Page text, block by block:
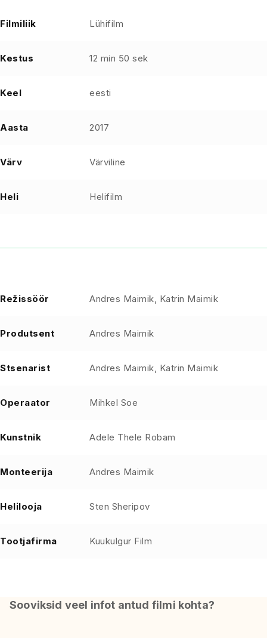
Filmiliik Lühifilm
Kestus 12 min 50 sek
Keel eesti
Aasta 2017
Värv Värviline
Heli Helifilm
Režissöör Andres Maimik, Katrin Maimik
Produtsent Andres Maimik
Stsenarist Andres Maimik, Katrin Maimik
Operaator Mihkel Soe
Kunstnik Adele Thele Robam
Monteerija Andres Maimik
Helilooja Sten Sheripov
Tootjafirma Kuukulgur Film
Sooviksid veel infot antud filmi kohta?